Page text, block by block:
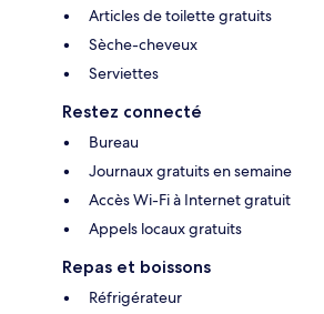
Articles de toilette gratuits
Sèche-cheveux
Serviettes
Restez connecté
Bureau
Journaux gratuits en semaine
Accès Wi-Fi à Internet gratuit
Appels locaux gratuits
Repas et boissons
Réfrigérateur